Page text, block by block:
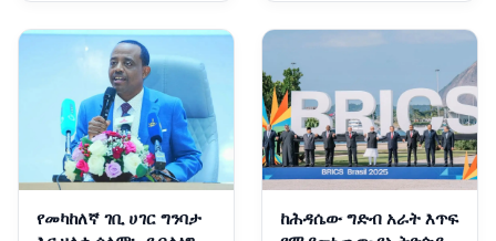
የመካከለኛ ገቢ ሀገር ግንባታ
ከሕዳሴው ግድብ አራት እጥፍ